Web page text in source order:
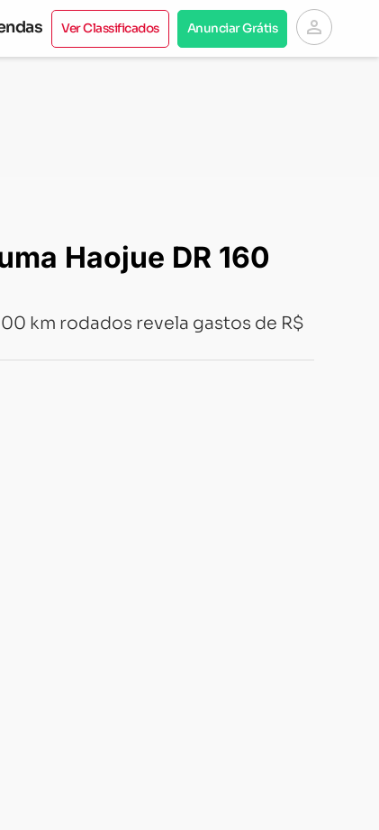
Ver Classificados Anunciar Grátis person
Haojue DR 160
km rodados revela gastos de R$